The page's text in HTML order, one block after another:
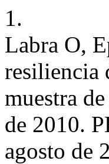
1.
Labra O,
resiliencia
muestra
de 2010.
agosto de